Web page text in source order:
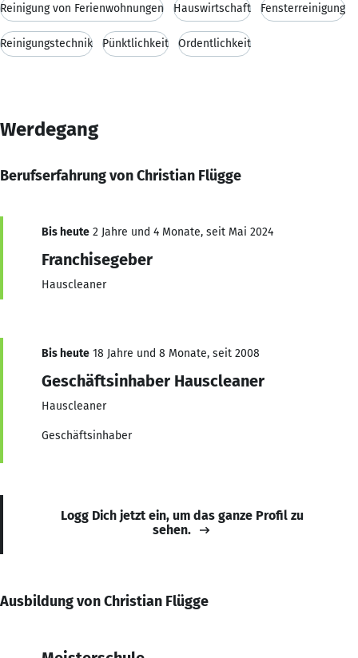
Reinigung von Ferienwohnungen Hauswirtschaft Fensterreinigung
Reinigungstechnik Pünktlichkeit Ordentlichkeit
Werdegang
Berufserfahrung von Christian Flügge
Bis heute 2 Jahre und 4 Monate, seit Mai 2024
Franchisegeber
Hauscleaner
Bis heute 18 Jahre und 8 Monate, seit 2008
Geschäftsinhaber Hauscleaner
Hauscleaner
Geschäftsinhaber
Logg Dich jetzt ein, um das ganze Profil zu
sehen.
Ausbildung von Christian Flügge